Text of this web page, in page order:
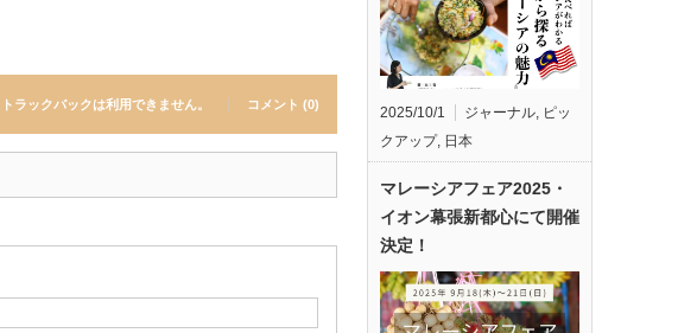
トラックバックは利用できません。 コメント (0)
2025/10/1 ジャーナル, ピッ
クアップ, 日本
マレーシアフェア2025・
イオン幕張新都心にて開催
決定！